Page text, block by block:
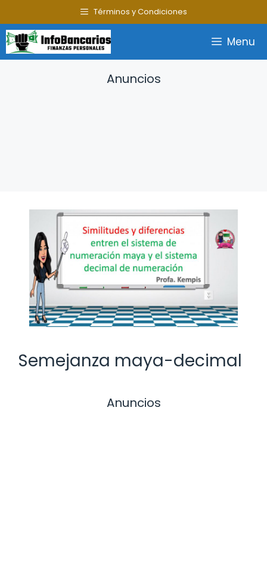
al
contenido
Términos y Condiciones
Menu
Anuncios
Semejanza maya-decimal
Anuncios